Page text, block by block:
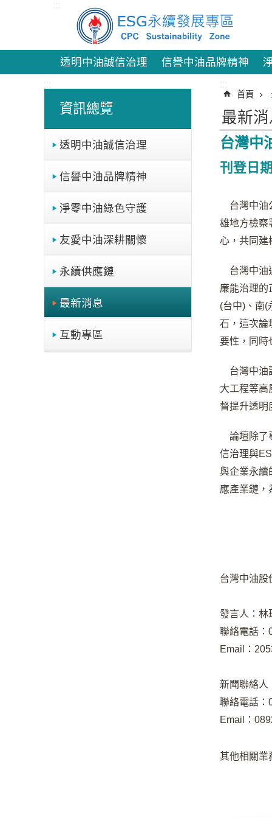
跳到主要內容區塊
透明中油誠信治理 信譽中油品牌精神
資訊總覽
透明中油誠信治理
信譽中油品牌精神
淨零中油綠色守護
友愛中油深耕關懷
永續供應鏈
最新消息
互動專區
首頁
最新
台灣中
刊登日
台灣中油
雄地方檢察
心，共同建
台灣中油
廉能治理的
(台中)、南(
石，這次論
要性，同時
台灣中油
大工程等高
督提升透明
論壇除了
信治理與
與企業永續
應產業鏈，
台灣中油股
發言人：林
聯絡電話：
Email
：
新聞聯絡人
聯絡電話：
Email
：
其他相關業